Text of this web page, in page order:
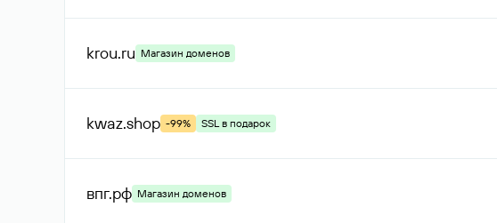
krou.ru Магазин доменов
kwaz.shop -99% SSL в подарок
впг.рф Магазин доменов